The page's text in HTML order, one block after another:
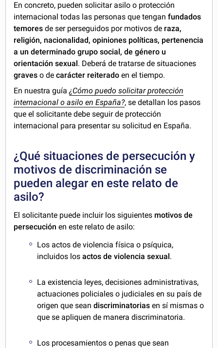
En concreto, pueden solicitar asilo o protección
internacional todas las personas que tenganfundados
temores de ser perseguidos por motivos de raza,
religión, nacionalidad, opiniones políticas, pertenencia
a un determinado grupo social, de género u
orientación sexual . Deberá de tratarse de situaciones
graveso de carácter reiteradoen el tiempo.
En nuestra guía¿Cómo puedo solicitar protección
internacional o asilo en España?, se detallan los pasos
que el solicitante debe seguir de protección
internacional para presentar su solicitud en España.
¿Qué situaciones de persecución y
motivos de discriminación se
pueden alegar en este relato de
asilo?
El solicitante puede incluir los siguientes motivos de
persecución en este relato de asilo:
Los actos de violencia física o psíquica,
incluidos losactos de violencia sexual.
La existencia leyes, decisiones administrativas,
actuaciones policiales o judiciales en su país de
origen que seandiscriminatoriasen sí mismas o
que se apliquen de manera discriminatoria.
Los procesamientos o penas que sean